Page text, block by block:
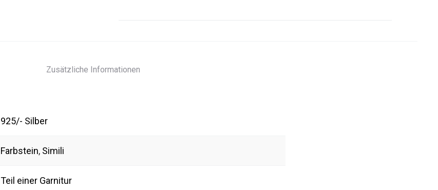
Zusätzliche Informationen
925/- Silber
Farbstein, Simili
Teil einer Garnitur